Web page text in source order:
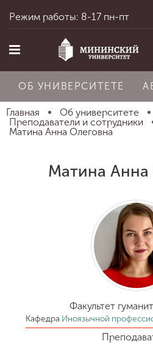
Абитуриенту
Обучение
Наука
Режим работы: 8-17 пн-пт
ОБ УНИВЕРСИТЕТЕ
Главная
Об университете
Преподаватели и сотрудники
Матина Анна Олеговна
Матина Анна
Факультет
Кафедра Иноязычной